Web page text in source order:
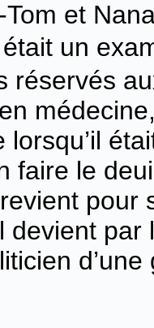
Tom et
un
réservés
lorsqu’il
faire le
pour
par